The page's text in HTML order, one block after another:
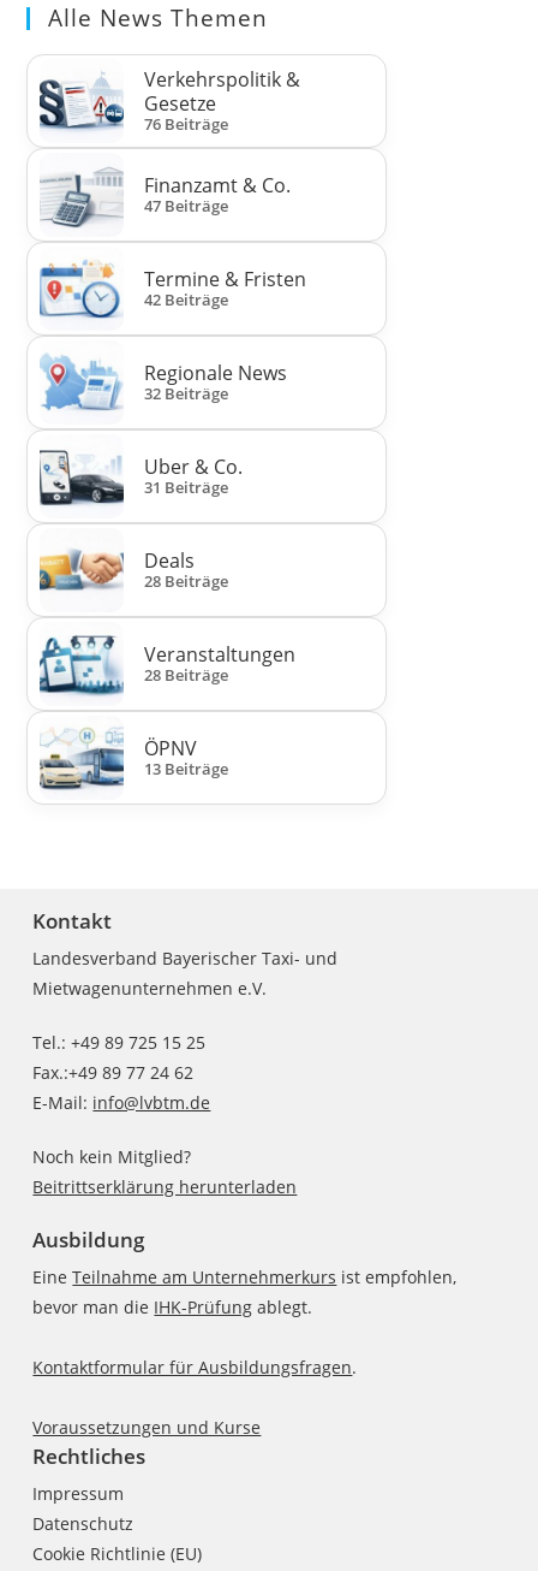
Alle News Themen
Verkehrspolitik &
Gesetze
76 Beiträge
Finanzamt & Co.
47 Beiträge
Termine & Fristen
42 Beiträge
Regionale News
32 Beiträge
Uber & Co.
31 Beiträge
Deals
28 Beiträge
Veranstaltungen
28 Beiträge
ÖPNV
13 Beiträge
Kontakt
Landesverband Bayerischer Taxi- und
Mietwagenunternehmen e.V.
Tel.: +49 89 725 15 25
Fax.:+49 89 77 24 62
E-Mail: info@lvbtm.de
Noch kein Mitglied?
Beitrittserklärung herunterladen
Ausbildung
EineTeilnahme am Unternehmerkurs ist empfohlen,
bevor man die IHK-Prüfung ablegt.
Kontaktformular für Ausbildungsfragen.
Voraussetzungen und Kurse
Rechtliches
Impressum
Datenschutz
Cookie Richtlinie (EU)